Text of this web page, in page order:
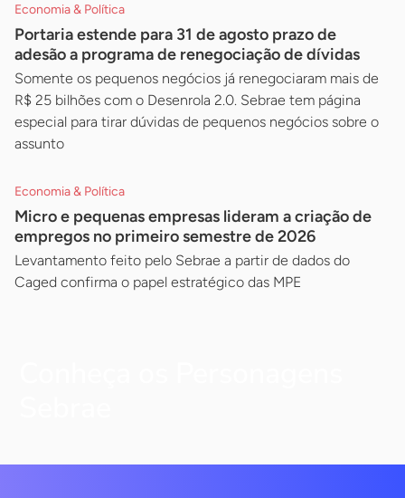
Economia & Política
Portaria estende para 31 de agosto prazo de
adesão a programa de renegociação de dívidas
Somente os pequenos negócios já renegociaram mais de
R$ 25 bilhões com o Desenrola 2.0. Sebrae tem página
especial para tirar dúvidas de pequenos negócios sobre o
assunto
Economia & Política
Micro e pequenas empresas lideram a criação de
empregos no primeiro semestre de 2026
Levantamento feito pelo Sebrae a partir de dados do
Caged confirma o papel estratégico das MPE